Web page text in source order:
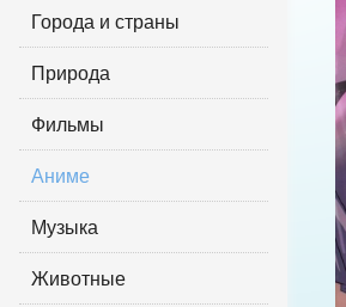
Города и страны
Природа
Фильмы
Аниме
Музыка
Животные